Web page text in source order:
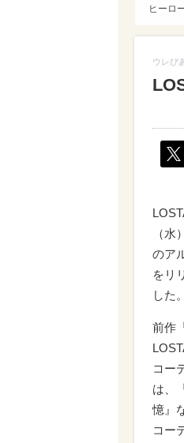
ヒーロ
ウレぴ
（水
のア
をリ
した。
前作
コー
は、
憶』
コー